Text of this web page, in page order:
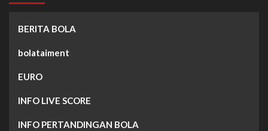
BERITA BOLA
bolataiment
EURO
INFO LIVE SCORE
INFO PERTANDINGAN BOLA